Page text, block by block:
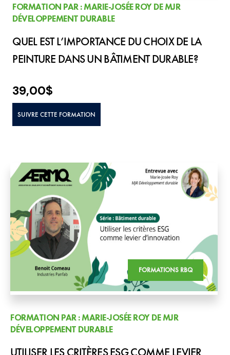
FORMATION PAR : MARIE-JOSÉE ROY DE MJR
DÉVELOPPEMENT DURABLE
QUEL EST L’IMPORTANCE DU CHOIX DE LA
PEINTURE DANS UN BÂTIMENT DURABLE?
39,00$
SUIVRE CETTE FORMATION
FORMATIONS RBQ
FORMATION PAR : MARIE-JOSÉE ROY DE MJR
DÉVELOPPEMENT DURABLE